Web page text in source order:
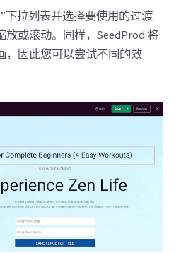
下拉列表并选择要使用的过渡
放或滚动。同样，SeedProd 将
，因此您可以尝试不同的效